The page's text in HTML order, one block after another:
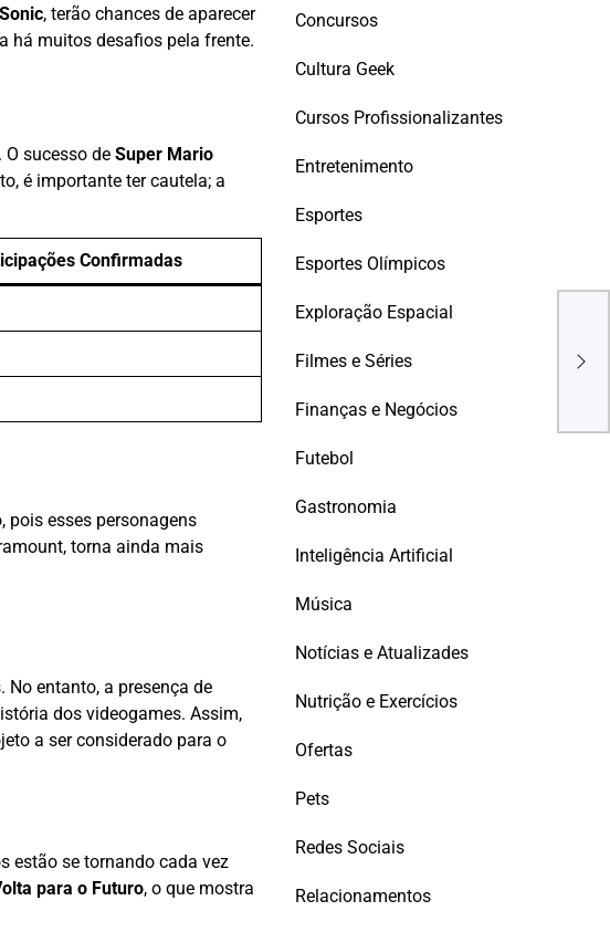
Sonic, terão chances de aparecer
há muitos desafios pela frente.
. O sucesso de Super Mario
é importante ter cautela; a
Confirmadas
pois esses personagens
torna ainda mais
No entanto, a presença de
dos videogames. Assim,
a ser considerado para o
estão se tornando cada vez
para o Futuro, o que mostra
Concursos
Cultura Geek
Cursos Profissionalizantes
Entretenimento
Esportes
Esportes Olímpicos
Exploração Espacial
Filmes e Séries
Finanças e Negócios
Futebol
Gastronomia
Inteligência Artificial
Música
Notícias e Atualizades
Nutrição e Exercícios
Ofertas
Pets
Redes Sociais
Relacionamentos